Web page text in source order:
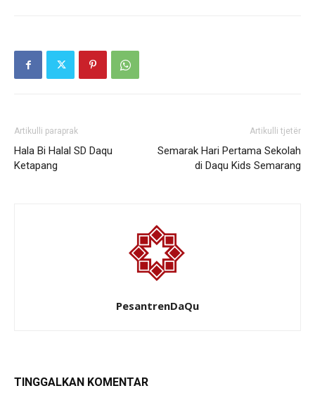
Artikulli paraprak
Hala Bi Halal SD Daqu
Ketapang
Artikulli tjetër
Semarak Hari Pertama Sekolah
di Daqu Kids Semarang
PesantrenDaQu
TINGGALKAN KOMENTAR